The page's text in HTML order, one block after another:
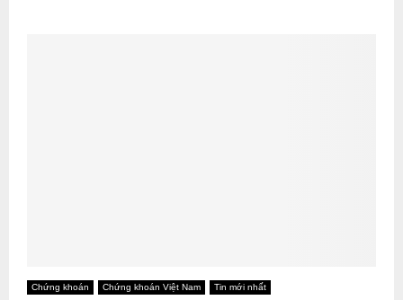
Chứng khoán Chứng khoán Việt Nam Tin mới nhất